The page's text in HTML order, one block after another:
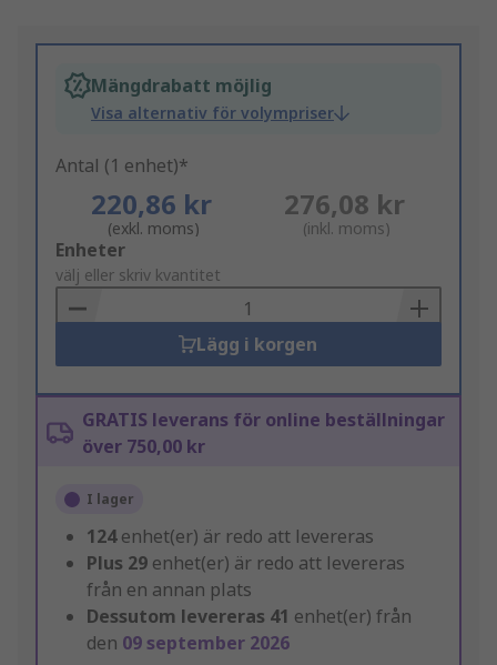
Mängdrabatt möjlig
Visa alternativ för volympriser
Antal (1 enhet)*
220,86 kr
(exkl. moms)
276,08 kr
(inkl. moms)
Add
to
Basket
Enheter
välj eller skriv kvantitet
Lägg i korgen
GRATIS leverans för online beställningar
över 750,00 kr
I lager
124enhet(er) är redo att levereras
Plus 29 enhet(er) är redo att levereras
från en annan plats
Dessutom levereras 41 enhet(er) från
den 09 september 2026